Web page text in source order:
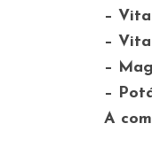
–
–
–
–
A